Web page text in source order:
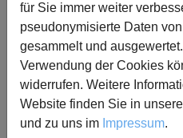
Zweck
01.06.2026
Auch in diesem Jahr
für Sie immer weiter
pseudonymisierte Daten
gesammelt und
Verwendung der Cookies
widerrufen. Weitere
Website finden Sie in
und zu uns im Impressum.